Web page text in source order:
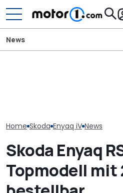
News
Home Skoda Enyaq iV News
Skoda Enyaq
Topmodell mit